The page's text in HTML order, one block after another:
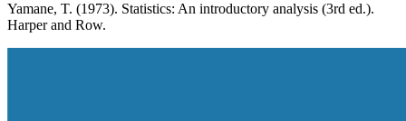
Yamane, T. (1973). Statistics: An introductory analysis (3rd ed.).
Harper and Row.